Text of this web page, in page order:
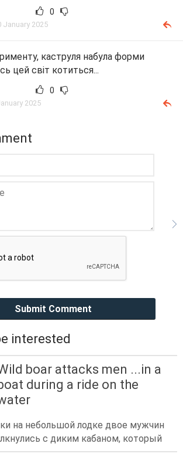
0
January 2025
каструля набула форми
цей світ котиться...
0
2025
Submit Comment
interested
boar attacks men ...in a
during a ride on the
на небольшой лодке двое мужчин
с диким кабаном, который